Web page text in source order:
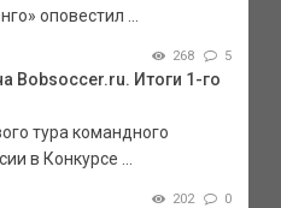
оповестил ...
268 5
Bobsoccer.ru. Итоги 1-го
тура командного
в Конкурсе ...
202 0